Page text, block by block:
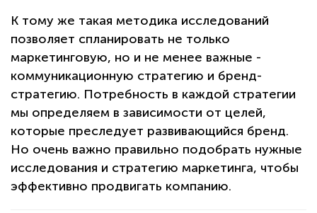
К тому же такая методика исследований
позволяет спланировать не только
маркетинговую, но и не менее важные -
коммуникационную стратегию и бренд-
стратегию. Потребность в каждой стратегии
мы определяем в зависимости от целей,
которые преследует развивающийся бренд.
Но очень важно правильно подобрать нужные
исследования и стратегию маркетинга, чтобы
эффективно продвигать компанию.